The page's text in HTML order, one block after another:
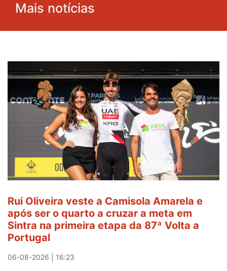
Mais notícias
Rui Oliveira veste a Camisola Amarela e
após ser o quarto a cruzar a meta em
Sintra na primeira etapa da 87ª Volta a
Portugal
06-08-2026 | 16:23